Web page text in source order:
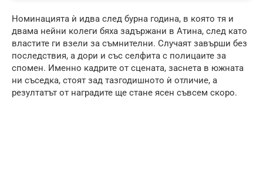
Номинацията ѝ идва след бурна година, в която тя и
двама нейни колеги бяха задържани в Атина, след като
властите ги взели за съмнителни. Случаят завърши без
последствия, а дори и със селфита с полицаите за
спомен. Именно кадрите от сцената, заснета в южната
ни съседка, стоят зад тазгодишното ѝ отличие, а
резултатът от наградите ще стане ясен съвсем скоро.